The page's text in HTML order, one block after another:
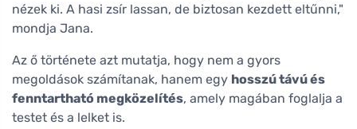
nézek ki. A hasi zsír lassan, de biztosan kezdett eltűnni,"
mondja Jana.
Az ő története azt mutatja, hogy nem a gyors
megoldások számítanak, hanem egy hosszú távú és
fenntartható megközelítés, amely magában foglalja a
testet és a lelket is.